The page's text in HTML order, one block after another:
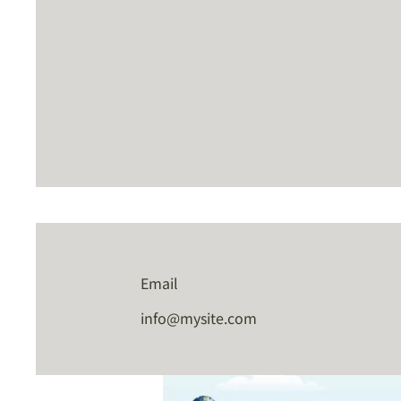
Email
info@mysite.com